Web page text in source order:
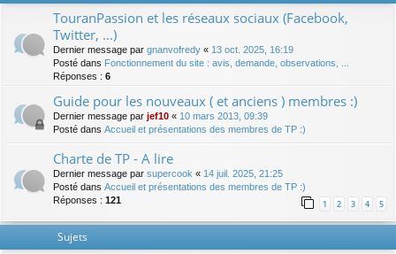
TouranPassion et les réseaux sociaux (Facebook,
Twitter, ...)
Dernier message par gnanvofredy « 13 oct. 2025, 16:19
Posté dans Fonctionnement du site : avis, demande, observations, ...
Réponses : 6
Guide pour les nouveaux ( et anciens ) membres :)
Dernier message par jef10 « 10 mars 2013, 09:39
Posté dans Accueil et présentations des membres de TP :)
Charte de TP - A lire
Dernier message par supercook « 14 juil. 2025, 21:25
Posté dans Accueil et présentations des membres de TP :)
Réponses : 121 1 2 3 4 5
Sujets